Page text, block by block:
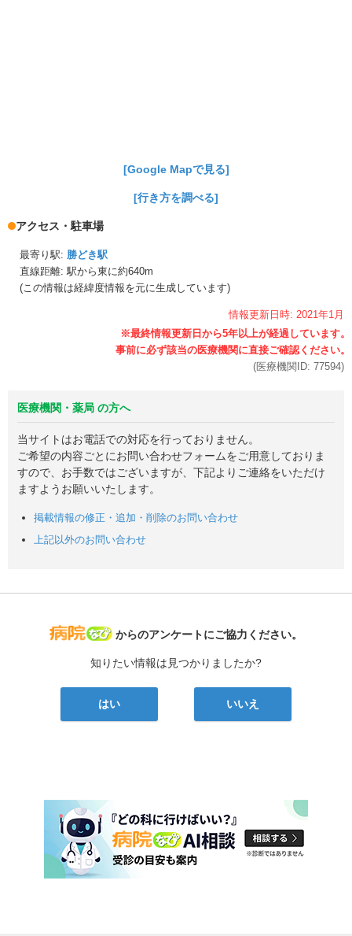
[Google Mapで見る]
[行き方を調べる]
アクセス・駐車場
最寄り駅: 勝どき駅
直線距離: 駅から東に約640m
(この情報は経緯度情報を元に生成しています)
情報更新日時: 2021年1月
(医療機関ID: 77594)
医療機関・薬局 の方へ
当サイトはお電話での対応を行っておりません。
ご希望の内容ごとにお問い合わせフォームをご用意しておりま
すので、お手数ではございますが、下記よりご連絡をいただけ
ますようお願いいたします。
掲載情報の修正・追加・削除のお問い合わせ
上記以外のお問い合わせ
病院なび
からのアンケートにご協力ください。
知りたい情報は見つかりましたか?
はい いいえ